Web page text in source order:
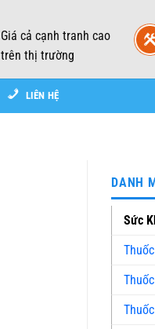
Giá cả cạnh tranh cao
trên thị trường
LIÊN HỆ
DANH
Sức